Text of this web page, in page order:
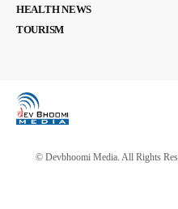
HEALTH NEWS
TOURISM
© Devbhoomi Media. All Rights